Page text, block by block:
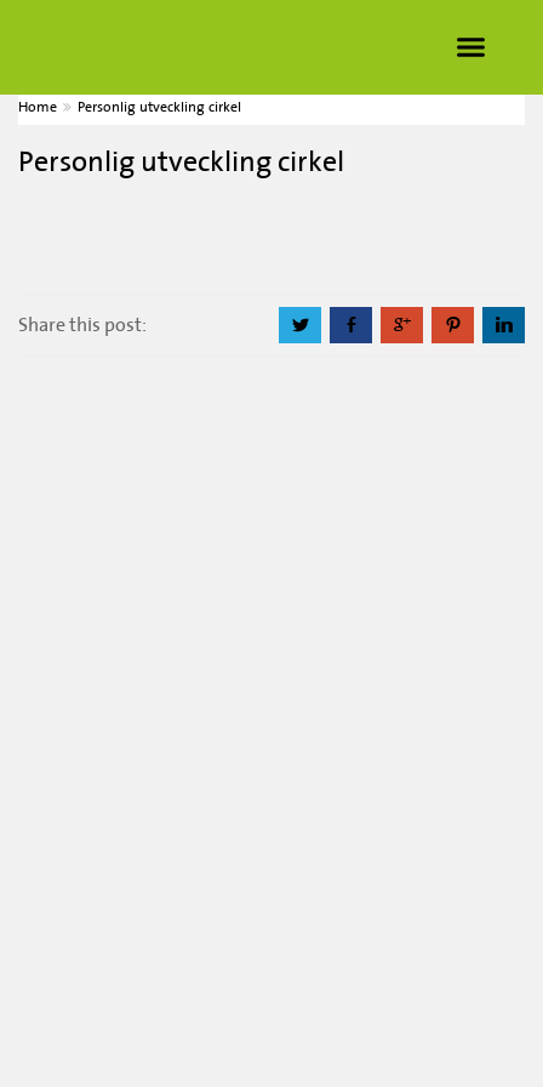
Home Personlig utveckling cirkel
Personlig utveckling cirkel
Share this post: a b c d j